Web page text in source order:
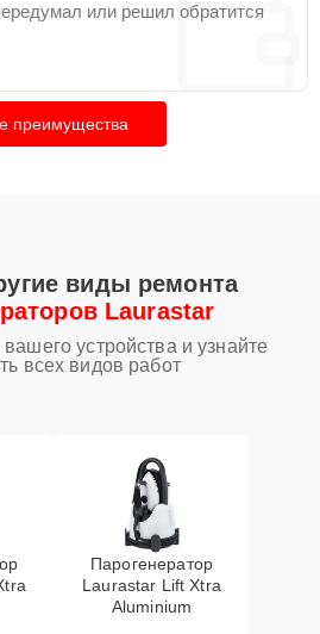
или решил обратится
преимущества
виды ремонта
Laurastar
устройства и узнайте
всех видов работ
Парогенератор
Laurastar Lift Xtra
Aluminium